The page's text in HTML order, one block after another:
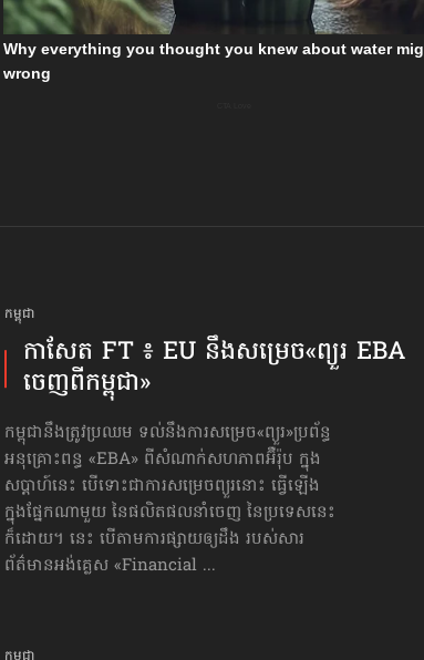
កម្ពុជា
កាសែត FT ៖ EU នឹងសម្រេច​«ព្យួរ EBA
ចេញពីកម្ពុជា»
កម្ពុជានឹងត្រូវប្រឈម ទល់នឹងការសម្រេច«ព្យួរ»ប្រព័ន្ធ
អនុគ្រោះពន្ធ «EBA» ពីសំណាក់សហភាពអ៊ឺរ៉ុប ក្នុង
សប្ដាហ៍នេះ បើទោះជាការសម្រេចព្យួរនោះ ធ្វើឡើង
ក្នុងផ្នែកណាមួយ នៃផលិតផលនាំចេញ នៃប្រទេសនេះ
ក៏ដោយ។ នេះ បើតាមការផ្សាយឲ្យដឹង របស់សារ
ព័ត៌មានអង់គ្លេស «Financial ...